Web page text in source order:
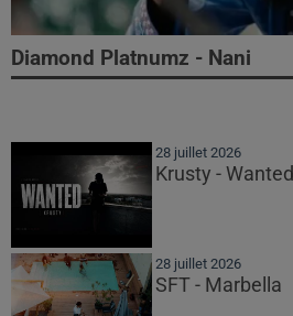
Diamond Platnumz - Nani
28 juillet 2026
Krusty - Wanted
28 juillet 2026
SFT - Marbella